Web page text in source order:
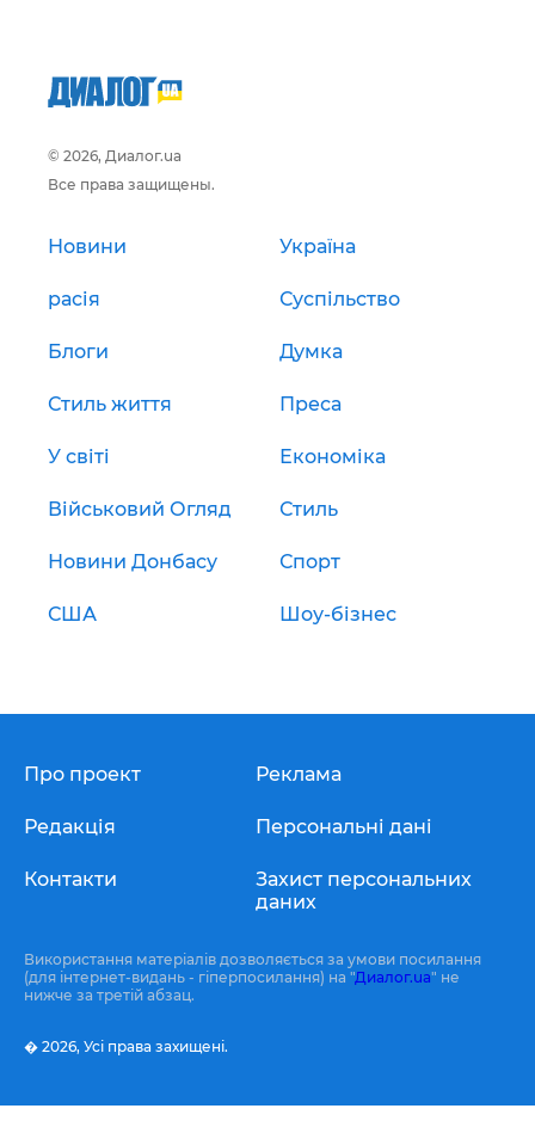
© 2026, Диалог.ua
Все права защищены.
Новини Україна
расія Суспільство
Блоги Думка
Стиль життя Преса
У світі Економіка
Військовий Огляд Стиль
Новини Донбасу Спорт
США Шоу-бізнес
Про проект
Редакція
Контакти
Реклама
Персональні дані
Захист персональних
даних
Використання матеріалів дозволяється за умови посилання
(для інтернет-видань - гіперпосилання) на "Диалог.ua" не
нижче за третій абзац.
� 2026, Усі права захищені.